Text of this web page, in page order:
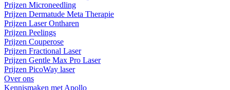
Prijzen Microneedling
Prijzen Dermatude Meta Therapie
Prijzen Laser Ontharen
Prijzen Peelings
Prijzen Couperose
Prijzen Fractional Laser
Prijzen Gentle Max Pro Laser
Prijzen PicoWay laser
Over ons
Kennismaken met Apollo